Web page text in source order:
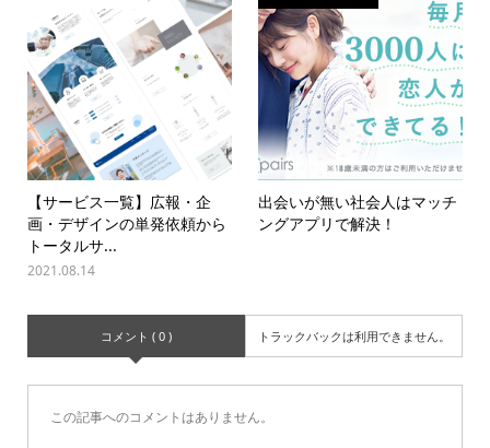
【サービス一覧】広報・企
画・デザインの単発依頼から
トータルサ...
2021.08.14
出会いが無い社会人はマッチ
ングアプリで解決！
コメント ( 0 ) トラックバックは利用できません。
この記事へのコメントはありません。